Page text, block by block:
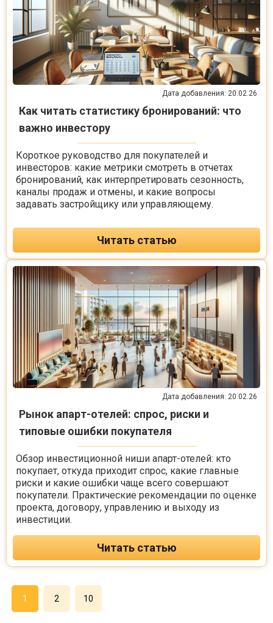
Дата добавления: 20.02.26
Как читать статистику бронирований: что
важно инвестору
Короткое руководство для покупателей и
инвесторов: какие метрики смотреть в отчетах
бронирований, как интерпретировать сезонность,
каналы продаж и отмены, и какие вопросы
задавать застройщику или управляющему.
Читать статью
Дата добавления: 20.02.26
Рынок апарт-отелей: спрос, риски и
типовые ошибки покупателя
Обзор инвестиционной ниши апарт-отелей: кто
покупает, откуда приходит спрос, какие главные
риски и какие ошибки чаще всего совершают
покупатели. Практические рекомендации по оценке
проекта, договору, управлению и выходу из
инвестиции.
Читать статью
1 2 10